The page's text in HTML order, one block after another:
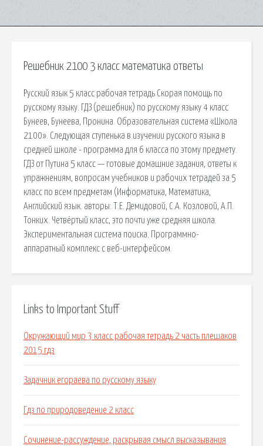
Решебник 2100 3 класс математика ответы
Русский язык 5 класс рабочая тетрадь Скорая помощь по
русскому языку. ГДЗ (решебник) по русскому языку 4 класс
Бунеев, Бунеева, Пронина. Образовательная система «Школа
2100». Следующая ступенька в изучении русского языка в
средней школе - программа для 6 класса по этому предмету.
ГДЗ от Путина 5 класс — готовые домашние задания, ответы к
упражнениям, вопросам учебников и рабочих тетрадей за 5
класс по всем предметам (Информатика, Математика,
Английский язык. авторы: Т.Е. Демидовой, С.А. Козловой, А.П.
Тонких. Четвёртый класс, это почти уже средняя школа.
Экспериментальная система поиска. Программно-
аппаратный комплекс с веб-интерфейсом.
Links to Important Stuff
Окружающий мир 3 класс рабочая тетрадь 2 часть плешаков
2015 гдз
Задачник егораева по русскому языку
Гдз по природоведение 2 класс
Сочинение-рассуждение, раскрывая смысл высказывания